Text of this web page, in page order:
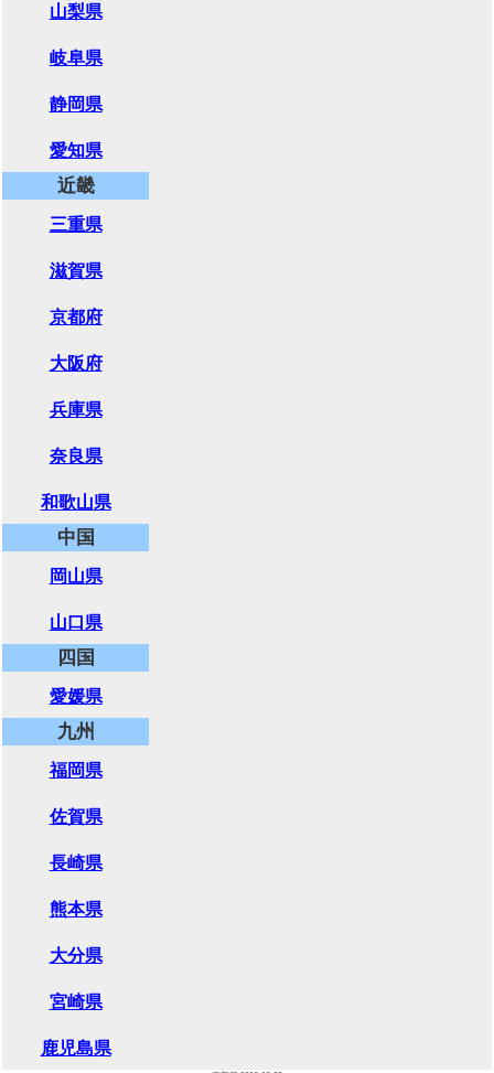
山梨県
岐阜県
静岡県
愛知県
近畿
三重県
滋賀県
京都府
大阪府
兵庫県
奈良県
和歌山県
中国
岡山県
山口県
四国
愛媛県
九州
福岡県
佐賀県
長崎県
熊本県
大分県
宮崎県
鹿児島県